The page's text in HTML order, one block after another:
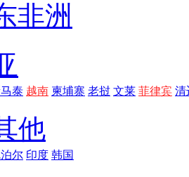
非洲
泰 越南 柬埔寨 老挝 文莱 菲律宾 清
他
尔 印度 韩国